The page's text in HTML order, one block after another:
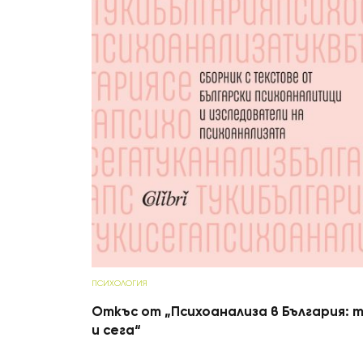
ПСИХОЛОГИЯ
Откъс от „Психоанализа в България:
и сега“